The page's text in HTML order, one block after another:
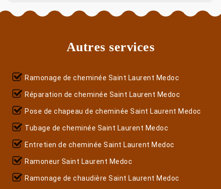
Autres services
Ramonage de cheminée Saint Laurent Medoc
Réparation de cheminée Saint Laurent Medoc
Pose de chapeau de cheminée Saint Laurent Medoc
Tubage de cheminée Saint Laurent Medoc
Entretien de cheminée Saint Laurent Medoc
Ramoneur Saint Laurent Medoc
Ramonage de chaudière Saint Laurent Medoc